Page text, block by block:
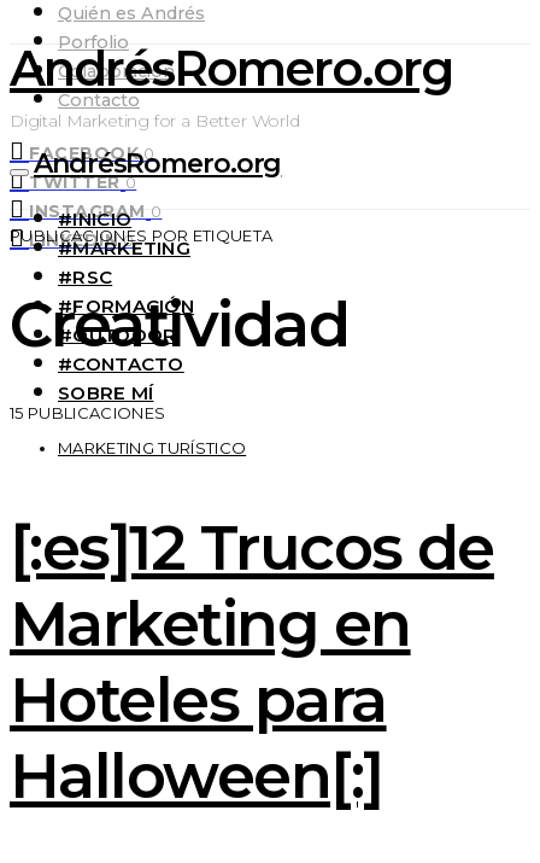
Quién es Andrés
Porfolio
Colaboración
Contacto
FACEBOOK 0
TWITTER 0
INSTAGRAM 0
LINKEDIN 0
AndrésRomero.org
Digital Marketing for a Better World
AndrésRomero.org
#INICIO
#MARKETING
#RSC
#FORMACIÓN
#OUTDOOR
#CONTACTO
SOBRE MÍ
PUBLICACIONES POR ETIQUETA
Creatividad
15 PUBLICACIONES
MARKETING TURÍSTICO
[:es]12 Trucos de
Marketing en
Hoteles para
Halloween[:]